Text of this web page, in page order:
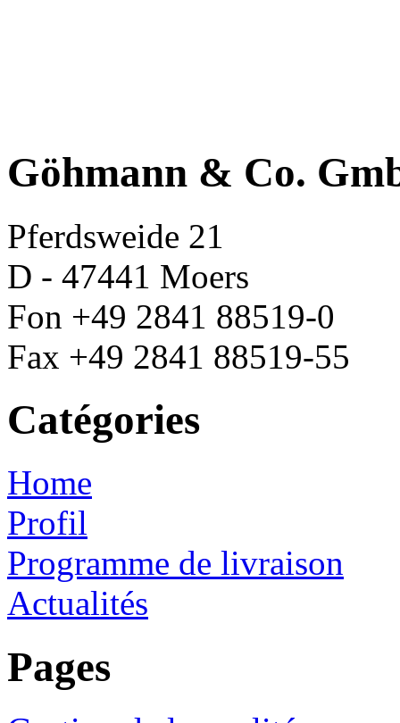
Göhmann & Co.
Pferdsweide 21
D - 47441 Moers
Fon +49 2841 88519-0
Fax +49 2841 88519-55
Catégories
Home
Profil
Programme de livraison
Actualités
Pages